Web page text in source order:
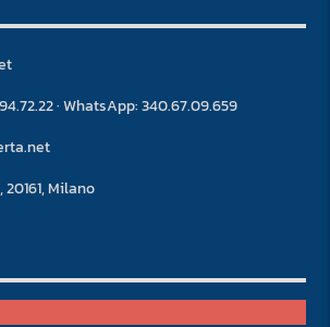
· WhatsApp: 340.67.09.659
Milano